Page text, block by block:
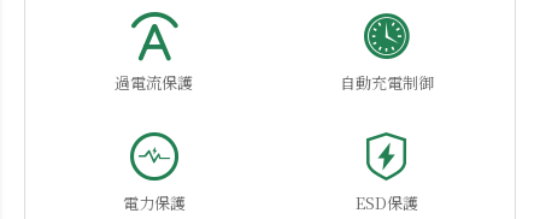
過電流保護 自動充電制御
電力保護 ESD保護